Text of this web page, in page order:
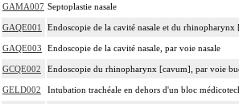
GAMA007 Septoplastie nasale
GAQE001 Endoscopie de la cavité nasale et du
GAQE003 Endoscopie de la cavité nasale, par voie nasale
GCQE002 Endoscopie du rhinopharynx [cavum], par voie
GELD002 Intubation trachéale en dehors d'un bloc